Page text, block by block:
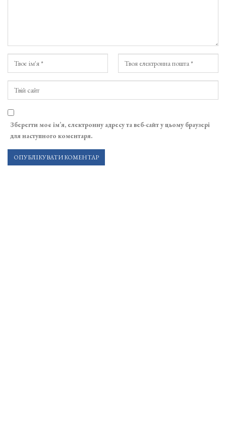
Зберегти моє ім’я, електронну адресу та веб-сайт у цьому браузері
для наступного коментаря.